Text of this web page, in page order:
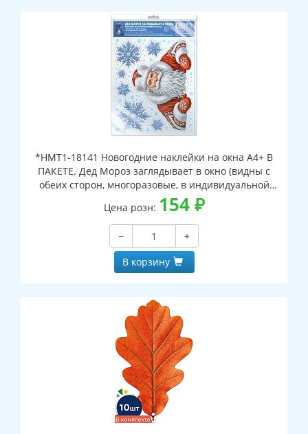
*НМТ1-18141 Новогодние наклейки на окна А4+ В
ПАКЕТЕ. Дед Мороз заглядывает в окно (видны с
обеих сторон, многоразовые, в индивидуальной
упаковке, с европодвесом и клеевым клапаном)
Цена розн: 154₽
−
+
В корзину